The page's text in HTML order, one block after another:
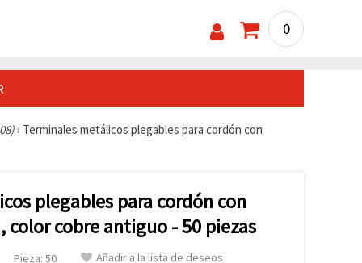
0
› Terminales metálicos plegables para cordón con
plegables para cordón con
color cobre antiguo - 50 piezas
Pieza: 50 Añadir a la lista de deseos